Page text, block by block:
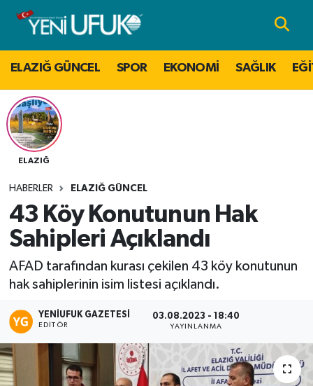
ELAZIĞ GÜNCEL SPOR EKONOMİ SAĞLIK
ELAZIĞ
HABERLER ELAZIĞ GÜNCEL
43 Köy Konutunun Hak
Sahipleri Açıklandı
AFAD tarafından kurası çekilen 43 köy konutunun
hak sahiplerinin isim listesi açıklandı.
YENIUFUK GAZETESI
EDITÖR
03.08.2023 - 18:40
YAYINLANMA
Nöbetçi Eczaneler
Hava Durumu
Namaz Vakitleri
Trafik Durumu
Tüm Manşetler
Son Dakika Haberleri